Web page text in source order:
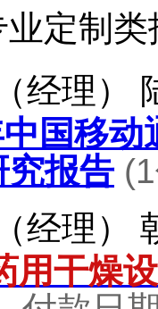
定制类
经理）
国移
究报告(1
经理）
用干燥